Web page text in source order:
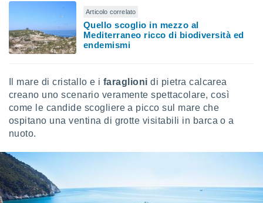
profili
degli
dei
Articolo correlato
Quello scoglio in mezzo al
Mediterraneo ricco di biodiversità ed
endemismi
Il mare di cristallo e i faraglionidi pietra calcarea
creano uno scenario veramente spettacolare, così
come le candide scogliere a picco sul mare che
ospitano una ventina di grotte visitabili in barca o a
nuoto.